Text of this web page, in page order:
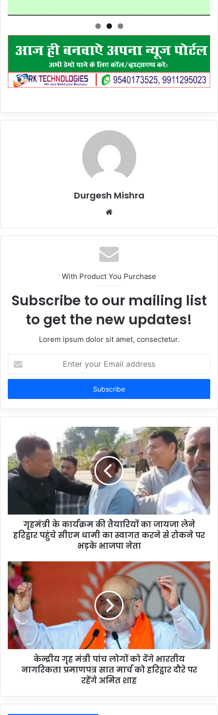
Durgesh Mishra
Website
With Product You Purchase
Subscribe to our mailing list
to get the new updates!
Lorem ipsum dolor sit amet, consectetur.
your
Email
गृहमंत्री के कार्यक्रम की तैयारियों का जायजा लेने
हरिद्वार पहुंचे सीएम धामी का स्वागत करने से रोकने पर
भड़के भाजपा नेता
केन्द्रीय गृह मंत्री पांच लोगों को देंगे भारतीय
नागरिकता प्रमाणपत्र सात मार्च को हरिद्वार दौरे पर
रहेंगे अमित शाह